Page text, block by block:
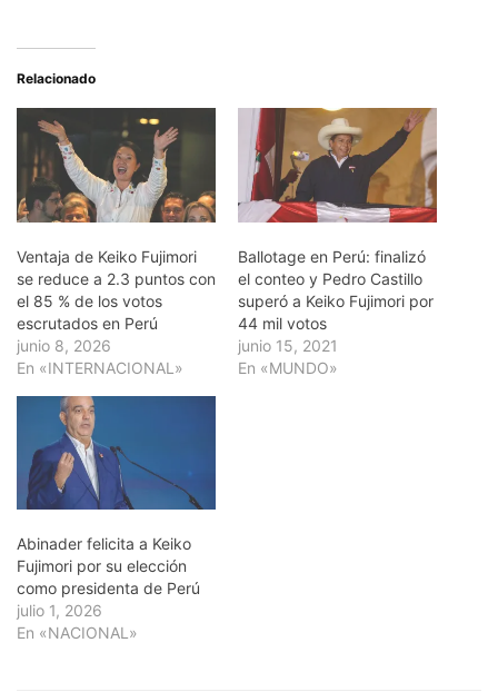
Relacionado
Ventaja de Keiko Fujimori
se reduce a 2.3 puntos con
el 85 % de los votos
escrutados en Perú
junio 8, 2026
En «INTERNACIONAL»
Ballotage en Perú: finalizó
el conteo y Pedro Castillo
superó a Keiko Fujimori por
44 mil votos
junio 15, 2021
En «MUNDO»
Abinader felicita a Keiko
Fujimori por su elección
como presidenta de Perú
julio 1, 2026
En «NACIONAL»